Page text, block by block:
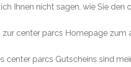
Ihnen nicht sagen, wie Sie
zur center parcs Homepage zum
center parcs Gutscheins sind